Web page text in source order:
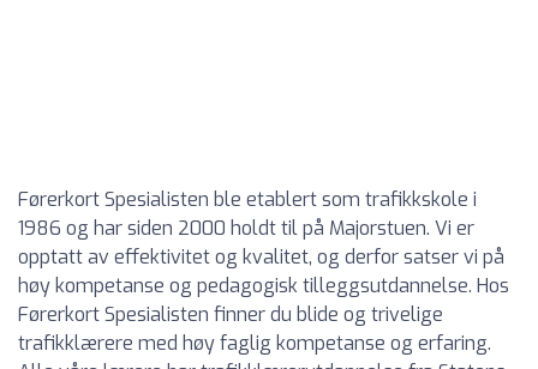
Førerkort Spesialisten ble etablert som trafikkskole i
1986 og har siden 2000 holdt til på Majorstuen. Vi er
opptatt av effektivitet og kvalitet, og derfor satser vi på
høy kompetanse og pedagogisk tilleggsutdannelse. Hos
Førerkort Spesialisten finner du blide og trivelige
trafikklærere med høy faglig kompetanse og erfaring.